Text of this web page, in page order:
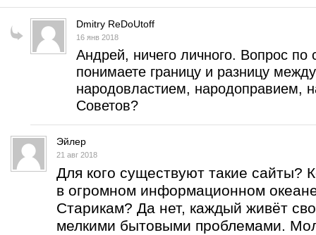
Dmitry ReDoUtoff
16 янв 2018
Андрей, ничего личного. Вопрос по
понимаете границу и разницу
народовластием, народоправием,
Советов?
Эйлер
21 авг 2018
Для кого существуют такие сайты?
в огромном информационном
Старикам? Да нет, каждый живёт
мелкими бытовыми проблемами.